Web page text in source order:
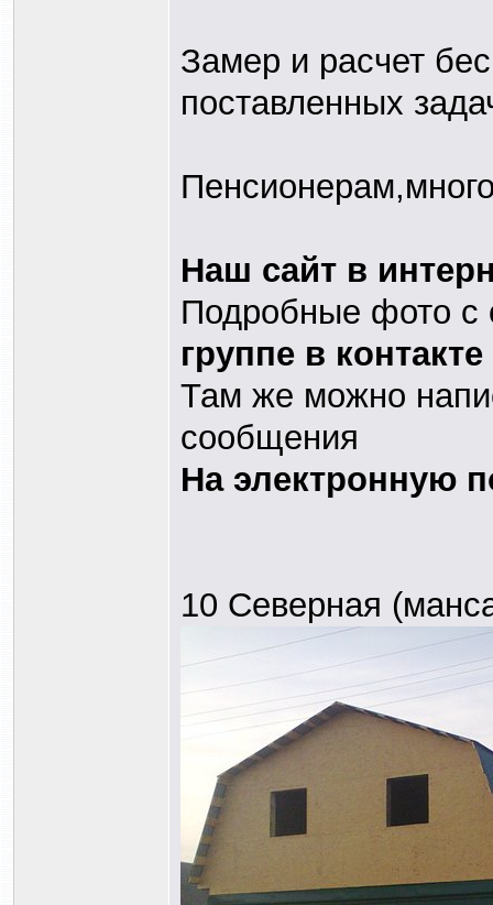
Замер и расчет
поставленных
Наш сайт в
Подробные фото с
группе в контакте
Там же можно
сообщения
На электронную
10 Северная